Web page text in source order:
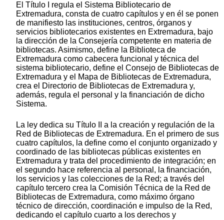
El Título I regula el Sistema Bibliotecario de
Extremadura, consta de cuatro capítulos y en él se ponen
de manifiesto las instituciones, centros, órganos y
servicios bibliotecarios existentes en Extremadura, bajo
la dirección de la Consejería competente en materia de
bibliotecas. Asimismo, define la Biblioteca de
Extremadura como cabecera funcional y técnica del
sistema bibliotecario, define el Consejo de Bibliotecas de
Extremadura y el Mapa de Bibliotecas de Extremadura,
crea el Directorio de Bibliotecas de Extremadura y,
además, regula el personal y la financiación de dicho
Sistema.
La ley dedica su Título II a la creación y regulación de la
Red de Bibliotecas de Extremadura. En el primero de sus
cuatro capítulos, la define como el conjunto organizado y
coordinado de las bibliotecas públicas existentes en
Extremadura y trata del procedimiento de integración; en
el segundo hace referencia al personal, la financiación,
los servicios y las colecciones de la Red; a través del
capítulo tercero crea la Comisión Técnica de la Red de
Bibliotecas de Extremadura, como máximo órgano
técnico de dirección, coordinación e impulso de la Red,
dedicando el capítulo cuarto a los derechos y